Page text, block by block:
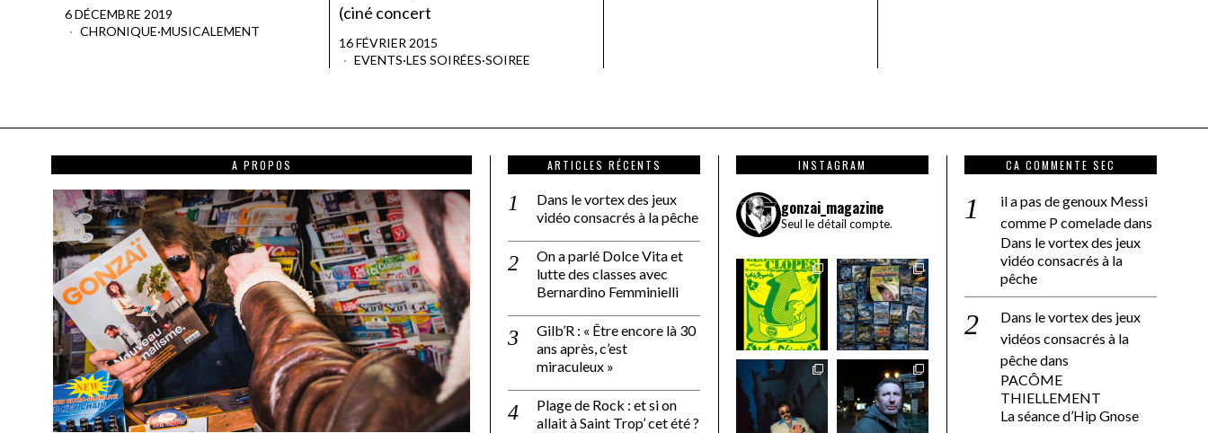
6 DÉCEMBRE 2019
CHRONIQUE·MUSICALEMENT
(ciné concert
16 FÉVRIER 2015
EVENTS·LES SOIRÉES·SOIREE
A PROPOS ARTICLES RÉCENTS
Dans le vortex des jeux
vidéo consacrés à la pêche
On a parlé Dolce Vita et
lutte des classes avec
Bernardino Femminielli
Gilb’R : « Être encore là 30
ans après, c’est
miraculeux »
Plage de Rock : et si on
allait à Saint Trop’ cet été ?
INSTAGRAM
gonzai_magazine
Seul le détail compte.
CA COMMENTE SEC
il a pas de genoux Messi
comme P comeladedans
Dans le vortex des jeux
vidéo consacrés à la
pêche
Dans le vortex des jeux
vidéos consacrés à la
pêchedans
PACÔME
THIELLEMENT
La séance d’Hip Gnose